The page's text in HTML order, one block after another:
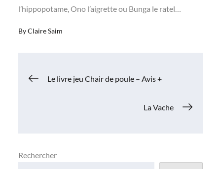
l’hippopotame, Ono l’aigrette ou Bunga le ratel…
ByClaire Saim
Navigation
Le livre jeu Chair de poule – Avis +
La Vache
Rechercher